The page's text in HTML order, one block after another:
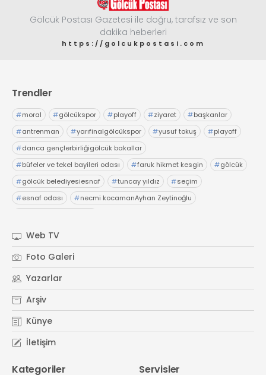
Gölcük Postası Gazetesi ile doğru, tarafsız ve son
dakika heberleri
https://golcukpostasi.com
Trendler
#moral #gölcükspor #playoff #ziyaret #başkanlar
#antrenman #yarıfinalgölcükspor #yusuf tokuş #playoff
#darıca gençlerbirliğigölcük bakallar
#büfeler ve tekel bayileri odası #faruk hikmet kesgin #gölcük
#gölcük belediyesiesnaf #tuncay yıldız #seçim
#esnaf odası #necmi kocamanAyhan Zeytinoğlu
Web TV
Foto Galeri
Yazarlar
Arşiv
Künye
İletişim
Kategoriler Servisler